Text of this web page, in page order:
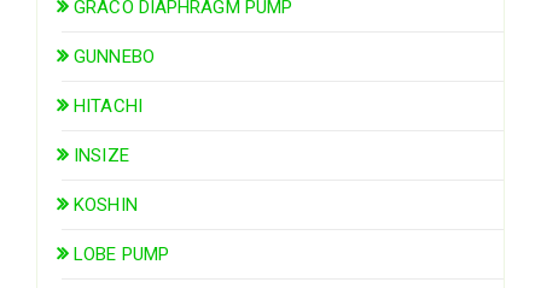
GRACO DIAPHRAGM PUMP
GUNNEBO
HITACHI
INSIZE
KOSHIN
LOBE PUMP